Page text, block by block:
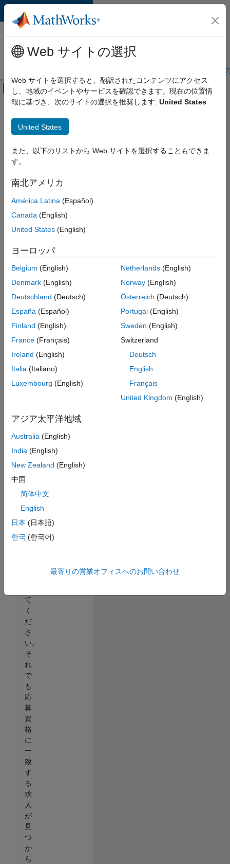
コンテンツへスキップ
MathWorks 採用
情報
学生・キャリア初期
オフキャンバス ナビゲーション メ
メインコンテンツ
絞り込み条件
IT
カスタマー サポート
教育機関向けセールス
マーケティング サービス
現
こ
の
索
件
一
致
る
求
は
あ
り
ま
せ
ん。
範
囲
を
広
る
か、
す
て
の
求
て
く
だ
さ
い。
そ
れ
で
も
応
募
資
格
に
一
致
す
る
求
人
が
見
つ
か
ら
Web サイトの選択
Web サイトを選択すると、翻訳されたコンテンツにアクセス
し、地域のイベントやサービスを確認できます。現在の位置情
報に基づき、次のサイトの選択を推奨します: United States
United States
また、以下のリストから Web サイトを選択することもできま
す。
南北アメリカ
América Latina (Español)
Canada (English)
United States (English)
ヨーロッパ
Belgium (English)
Denmark (English)
Deutschland (Deutsch)
España (Español)
Finland (English)
France (Français)
Ireland (English)
Italia (Italiano)
Luxembourg (English)
Netherlands(English)
Norway(English)
Österreich (Deutsch)
Portugal(English)
Sweden (English)
Switzerland
Deutsch
English
Français
United Kingdom (English)
アジア太平洋地域
Australia (English)
India (English)
New Zealand (English)
中国
简体中文
English
日本 (日本語)
한국 (한국어)
最寄りの営業オフィスへのお問い合わせ